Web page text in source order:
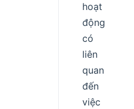
hoạt
động
có
liên
quan
đến
việc